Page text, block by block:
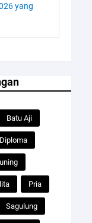
yang
Batu Aji
Diploma
Pria
Sagulung